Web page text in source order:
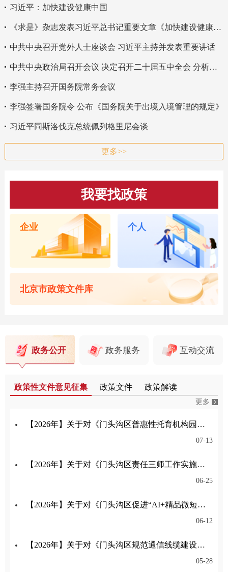
习近平：加快建设健康中国
《求是》杂志发表习近平总书记重要文章《加快建设健康中国》
中共中央召开党外人士座谈会 习近平主持并发表重要讲话
中共中央政治局召开会议 决定召开二十届五中全会 分析研究当前经济形势和经济工作 中共中央总书记习近平主持会议
李强主持召开国务院常务会议
李强签署国务院令 公布《国务院关于出境入境管理的规定》
习近平同斯洛伐克总统佩列格里尼会谈
更多>>
我要找政策
企业 个人
北京市政策文件库
政务公开 政务服务 互动交流
政策性文件意见征集 政策文件 政策解读
更多
【2026年】关于对《门头沟区普惠性托育机构园所认定与管理实施细则》公开征集意见的公告
07-13
【2026年】关于对《门头沟区责任三师工作实施细则（试行）（征求意见稿）》公开征集意见的公告
06-25
【2026年】关于对《门头沟区促进“AI+精品微短剧（动漫剧）”产业高质量发展的意见》公开征集意见的公告
06-12
【2026年】关于对《门头沟区规范通信线缆建设管理办法征求意见稿》公开征集意见的公告
05-28